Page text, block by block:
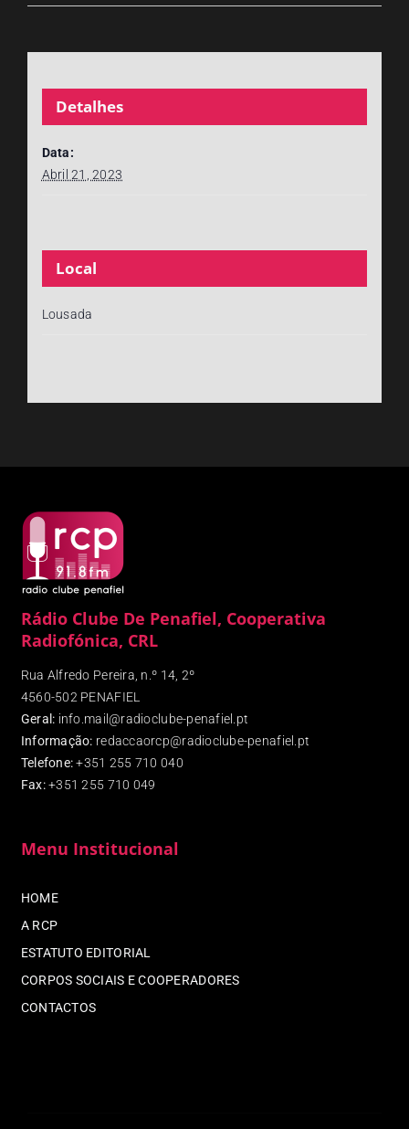
Detalhes
Data:
Abril 21, 2023
Local
Lousada
Rádio Clube De Penafiel, Cooperativa
Radiofónica, CRL
Rua Alfredo Pereira, n.º 14, 2º
4560-502 PENAFIEL
Geral: info.mail@radioclube-penafiel.pt
Informação: redaccaorcp@radioclube-penafiel.pt
Telefone: +351 255 710 040
Fax:+351 255 710 049
Menu Institucional
HOME
A RCP
ESTATUTO EDITORIAL
CORPOS SOCIAIS E COOPERADORES
CONTACTOS